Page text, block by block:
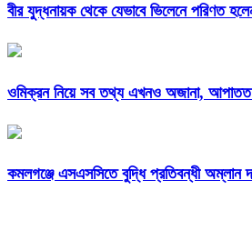
বীর যুদ্ধনায়ক থেকে যেভাবে ভিলেনে পরিণত
ওমিক্রন নিয়ে সব তথ্য এখনও অজানা, আপাতত
কমলগঞ্জে এসএসসিতে বুদ্ধি প্রতিবন্ধী অম্লান